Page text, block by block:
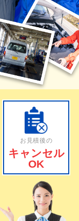
お見積後の
キャンセル
OK